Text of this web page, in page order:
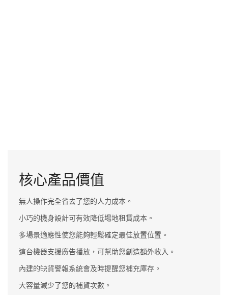
核心產品價值
無人操作完全省去了您的人力成本。
小巧的機身設計可有效降低場地租賃成本。
多場景適應性使您能夠輕鬆確定最佳放置位置。
這台機器支援廣告播放，可幫助您創造額外收入。
內建的缺貨警報系統會及時提醒您補充庫存。
大容量減少了您的補貨次數。